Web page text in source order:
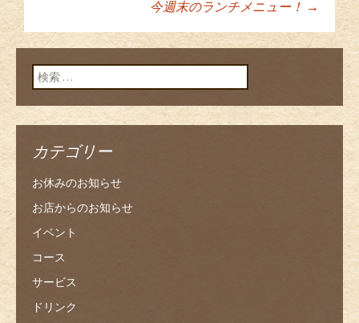
投稿ナビゲーショ
ン
今週末のランチメニュー！ →
検索:
カテゴリー
お休みのお知らせ
お店からのお知らせ
イベント
コース
サービス
ドリンク